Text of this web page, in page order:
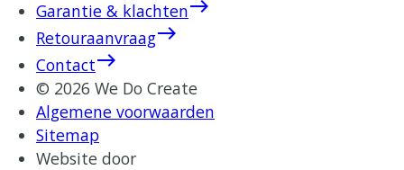
Garantie & klachteneast
Retouraanvraageast
Contacteast
© 2026 We Do Create
Algemene voorwaarden
Sitemap
Website door